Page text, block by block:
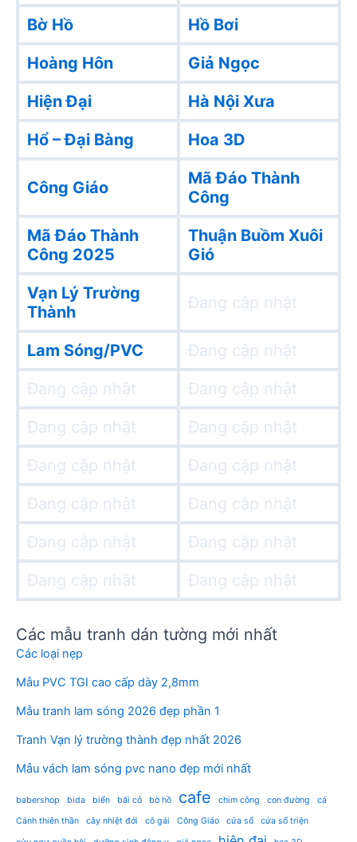
Bờ Hồ
Hồ Bơi
Hoàng Hôn
Giả Ngọc
Hiện Đại
Hà Nội Xưa
Hổ – Đại Bàng
Hoa 3D
Công Giáo
Mã Đáo Thành
Công
Mã Đáo Thành
Công 2025
Thuận Buồm Xuôi
Gió
Vạn Lý Trường
Thành
Đang cập nhật
Lam Sóng/PVC
Đang cập nhật
Đang cập nhật
Đang cập nhật
Đang cập nhật
Đang cập nhật
Đang cập nhật
Đang cập nhật
Đang cập nhật
Đang cập nhật
Đang cập nhật
Đang cập nhật
Đang cập nhật
Đang cập nhật
Các mẫu tranh dán tường mới nhất
Các loại nẹp
Mẫu PVC TGI cao cấp dày 2,8mm
Mẫu tranh lam sóng 2026 đẹp phần 1
Tranh Vạn lý trường thành đẹp nhất 2026
Mẫu vách lam sóng pvc nano đẹp mới nhất
babershop bida biển bãi cỏ bờ hồ cafe chim công con đường
cá
Cánh thiên thần
cây nhiệt đới cô gái Công Giáo cửa sổ cửa sổ triện